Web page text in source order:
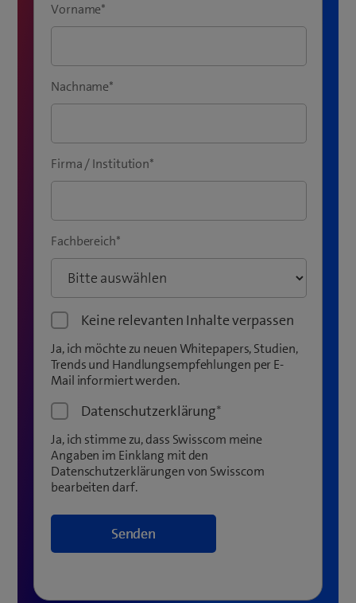
Vorname*
Nachname*
Firma / Institution*
Fachbereich*
Keine relevanten Inhalte verpassen
Ja, ich möchte zu neuen Whitepapers, Studien,
Trends und Handlungsempfehlungen per E-
Mail informiert werden.
Datenschutzerklärung*
Ja, ich stimme zu, dass Swisscom meine
Angaben im Einklang mit den
Datenschutzerklärungen von Swisscom
bearbeiten darf.